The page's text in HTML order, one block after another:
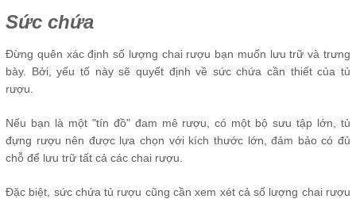
Sức chứa
Đừng quên xác định số lượng chai rượu bạn muốn lưu trữ và trưng
bày. Bởi, yếu tố này sẽ quyết định về sức chứa cần thiết của tủ
rượu.
Nếu bạn là một "tín đồ" đam mê rượu, có một bộ sưu tập lớn, tủ
đựng rượu nên được lựa chọn với kích thước lớn, đảm bảo có đủ
chỗ để lưu trữ tất cả các chai rượu.
Đặc biệt, sức chứa tủ rượu cũng cần xem xét cả số lượng chai rượu